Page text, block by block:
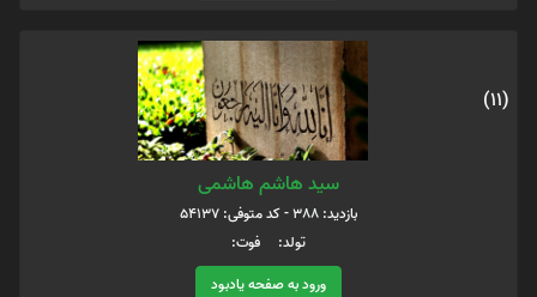
(11)
سید هاشم هاشمی
بازدید: 388 - کد متوفی: 54137
تولد: فوت:
ورود به صفحه یادبود